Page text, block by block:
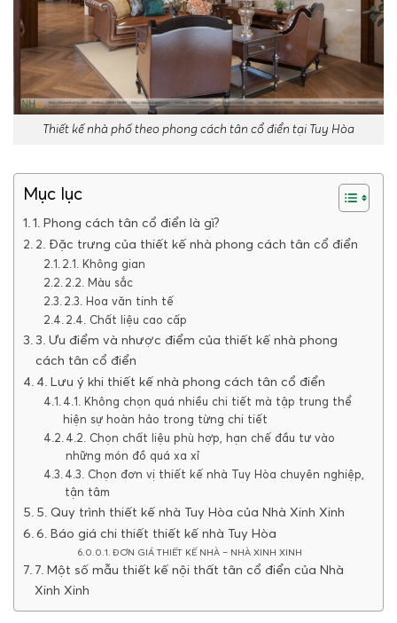
Thiết kế nhà phố theo phong cách tân cổ điển tại Tuy Hòa
Mục lục
1. Phong cách tân cổ điển là gì?
2. Đặc trưng của thiết kế nhà phong cách tân cổ điển
2.1. Không gian
2.2. Màu sắc
2.3. Hoa văn tinh tế
2.4. Chất liệu cao cấp
3. Ưu điểm và nhược điểm của thiết kế nhà phong
cách tân cổ điển
4. Lưu ý khi thiết kế nhà phong cách tân cổ điển
4.1. Không chọn quá nhiều chi tiết mà tập trung thể
hiện sự hoàn hảo trong từng chi tiết
4.2. Chọn chất liệu phù hợp, hạn chế đầu tư vào
những món đồ quá xa xỉ
4.3. Chọn đơn vị thiết kế nhà Tuy Hòa chuyên nghiệp,
tận tâm
5. Quy trình thiết kế nhà Tuy Hòa của Nhà Xinh Xinh
6. Báo giá chi thiết thiết kế nhà Tuy Hòa
ĐƠN GIÁ THIẾT KẾ NHÀ – NHÀ XINH XINH
7. Một số mẫu thiết kế nội thất tân cổ điển của Nhà
Xinh Xinh